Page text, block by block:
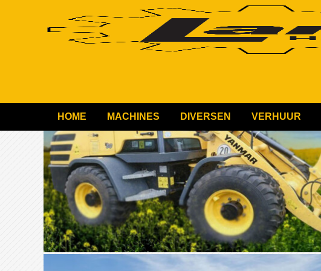
HOME MACHINES DIVERSEN VERHUUR